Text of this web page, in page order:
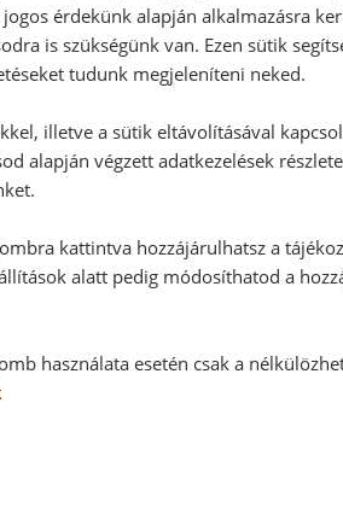
Hozzászólások
Ehhez a recepthez
Hozzászólás
érdekünk alapján alkalmazásra
is szükségünk van. Ezen sütik
tudunk megjeleníteni neked.
illetve a sütik eltávolításával
alapján végzett adatkezelések
kattintva hozzájárulhatsz a
alatt pedig módosíthatod a
használata esetén csak a